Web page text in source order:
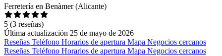
Ferretería en Benàmer (Alicante)
5 (3 reseñas)
Última actualización 25 de mayo de 2026
Reseñas Teléfono Horarios de apertura Mapa Negocios cercanos
Reseñas Teléfono Horarios de apertura Mapa Negocios cercanos